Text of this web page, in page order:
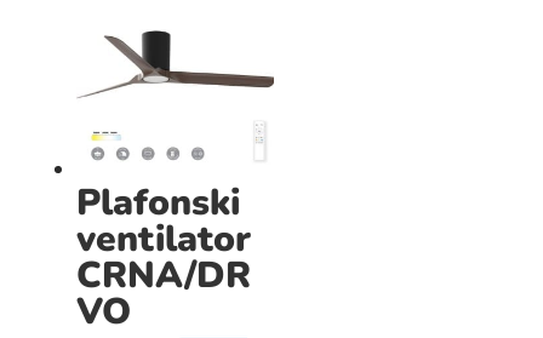
Plafonski
ventilator
CRNA/DR
VO